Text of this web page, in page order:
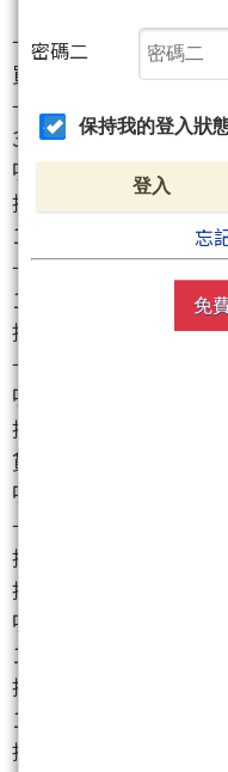
→ ntnuljg : 4已經差不
買？ 除非202 12/10
→ ntnuljg : 6再更好，
300真的要很有夢。
噓 cpuds : 空氣單博
推 s70337033 : 我們
11:01
→ wonlylove : AI
12/10 11:03
推 wings22w : 請問預
→ jimmy0921 : 博士救
噓 e04x8 : 從150空到
推 richcity : 出貨完畢
貨到250也可能 12/10
噓 menti : 空了一年
→ ezreal1315 : 想看外
推 yamalubu88 : 謝謝
推 lionghe : 救我…我
噓 Sean0211 : 純噓詐
12/10 11:13
推 wii128 : Holy 鴻海
12/10 11:13
推 jumilin927 : 博士救
密碼二
保持我的登入狀
登入
忘
免